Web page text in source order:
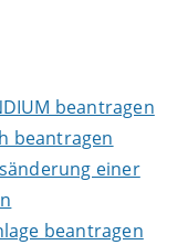
beantragen
beantragen
einer
beantragen